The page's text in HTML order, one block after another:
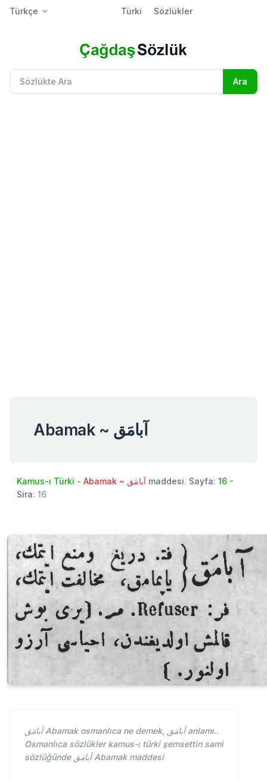
Türkçe Türki Sözlükler
Abamak ~ آبامَق
Kamus-ı Türki - Abamak ~ آبامَق maddesi. Sayfa: 16 -
Sira: 16
آبامَق Abamak osmanlıca ne demek, آبامَق anlamı..
Osmanlıca sözlükler kamus-ı türki şemsettin sami
sözlüğünde آبامَق Abamak maddesi